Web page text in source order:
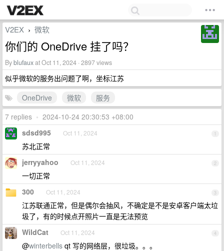
V2EX › 微软
你们的 OneDrive 挂了吗？
Byblufauxat Oct 11, 2024 · 2897 views
似乎微软的服务出问题了啊，坐标江苏
OneDrive
微软
服务
7 replies • 2024-10-24 20:30:53 +08:00
1
sdsd995 Oct 11, 2024
苏北正常
2
jerryyahoo Oct 11, 2024
一切正常
3
300 Oct 11, 2024
江苏联通正常，但是偶尔会抽风，不确定是不是安卓客户端太垃
圾了，有的时候点开照片一直是无法预览
4
WildCat Oct 11, 2024
@winterbells qt 写的网络层，很垃圾。。。